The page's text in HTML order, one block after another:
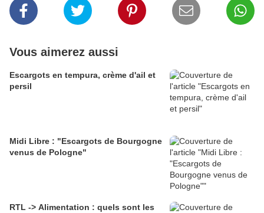
Vous aimerez aussi
Escargots en tempura, crème d'ail et
persil
Midi Libre : "Escargots de Bourgogne
venus de Pologne"
RTL -> Alimentation : quels sont les